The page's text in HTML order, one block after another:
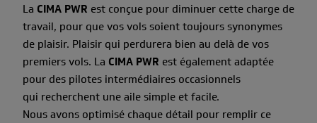
La CIMA PWR est conçue pour diminuer cette charge de
travail, pour que vos vols soient toujours synonymes
de plaisir. Plaisir qui perdurera bien au delà de vos
premiers vols. La CIMA PWR est également adaptée
pour des pilotes intermédiaires occasionnels
qui recherchent une aile simple et facile.
Nous avons optimisé chaque détail pour remplir ce